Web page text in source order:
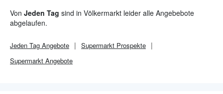
Von Jeden Tag sind in Völkermarkt leider alle Angebebote
abgelaufen.
Jeden Tag Angebote Supermarkt Prospekte
Supermarkt Angebote